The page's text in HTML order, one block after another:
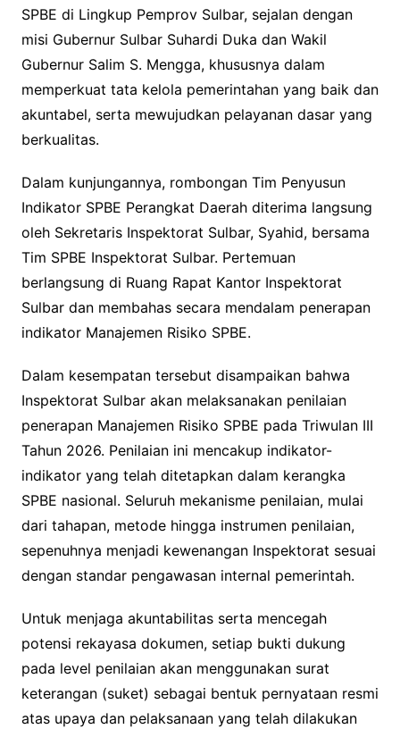
SPBE di Lingkup Pemprov Sulbar, sejalan dengan
misi Gubernur Sulbar Suhardi Duka dan Wakil
Gubernur Salim S. Mengga, khususnya dalam
memperkuat tata kelola pemerintahan yang baik dan
akuntabel, serta mewujudkan pelayanan dasar yang
berkualitas.
Dalam kunjungannya, rombongan Tim Penyusun
Indikator SPBE Perangkat Daerah diterima langsung
oleh Sekretaris Inspektorat Sulbar, Syahid, bersama
Tim SPBE Inspektorat Sulbar. Pertemuan
berlangsung di Ruang Rapat Kantor Inspektorat
Sulbar dan membahas secara mendalam penerapan
indikator Manajemen Risiko SPBE.
Dalam kesempatan tersebut disampaikan bahwa
Inspektorat Sulbar akan melaksanakan penilaian
penerapan Manajemen Risiko SPBE pada Triwulan III
Tahun 2026. Penilaian ini mencakup indikator-
indikator yang telah ditetapkan dalam kerangka
SPBE nasional. Seluruh mekanisme penilaian, mulai
dari tahapan, metode hingga instrumen penilaian,
sepenuhnya menjadi kewenangan Inspektorat sesuai
dengan standar pengawasan internal pemerintah.
Untuk menjaga akuntabilitas serta mencegah
potensi rekayasa dokumen, setiap bukti dukung
pada level penilaian akan menggunakan surat
keterangan (suket) sebagai bentuk pernyataan resmi
atas upaya dan pelaksanaan yang telah dilakukan